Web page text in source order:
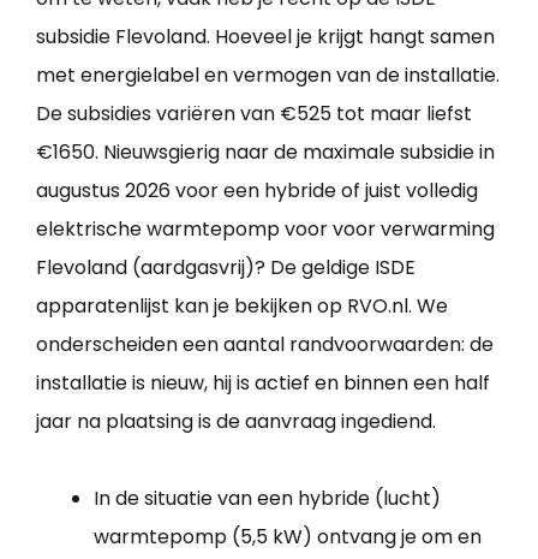
subsidie Flevoland. Hoeveel je krijgt hangt samen
met energielabel en vermogen van de installatie.
De subsidies variëren van €525 tot maar liefst
€1650. Nieuwsgierig naar de maximale subsidie in
augustus 2026 voor een hybride of juist volledig
elektrische warmtepomp voor voor verwarming
Flevoland (aardgasvrij)? De geldige ISDE
apparatenlijst kan je bekijken op RVO.nl. We
onderscheiden een aantal randvoorwaarden: de
installatie is nieuw, hij is actief en binnen een half
jaar na plaatsing is de aanvraag ingediend.
In de situatie van een hybride (lucht)
warmtepomp (5,5 kW) ontvang je om en